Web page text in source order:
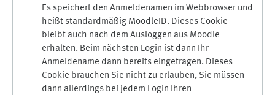
Es speichert den Anmeldenamen im Webbrowser und
heißt standardmäßig MoodleID. Dieses Cookie
bleibt auch nach dem Ausloggen aus Moodle
erhalten. Beim nächsten Login ist dann Ihr
Anmeldename dann bereits eingetragen. Dieses
Cookie brauchen Sie nicht zu erlauben, Sie müssen
dann allerdings bei jedem Login Ihren